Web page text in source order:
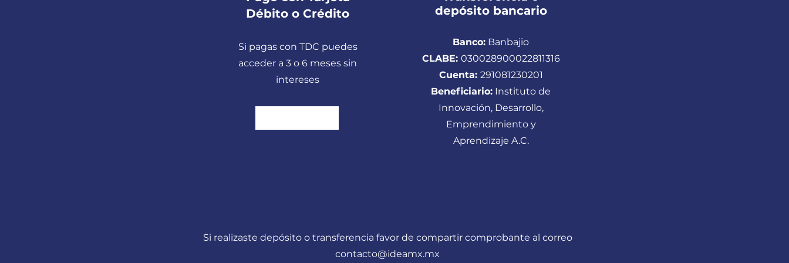
Débito o Crédito
Si pagas con TDC puedes
acceder a 3 o 6 meses sin
intereses
depósito bancario
Banco: Banbajio
CLABE: 030028900022811316
Cuenta: 291081230201
Beneficiario: Instituto de
Innovación, Desarrollo,
Emprendimiento y
Aprendizaje A.C.
Si realizaste depósito o transferencia favor de compartir comprobante al correo
contacto@ideamx.mx